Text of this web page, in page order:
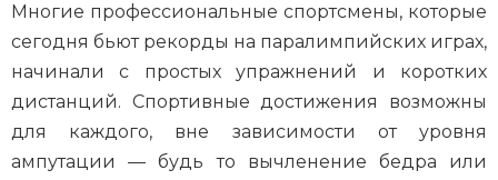
Многие профессиональные спортсмены, которые
сегодня бьют рекорды на паралимпийских играх,
начинали с простых упражнений и коротких
дистанций. Спортивные достижения возможны
для каждого, вне зависимости от уровня
ампутации — будь то вычленение бедра или